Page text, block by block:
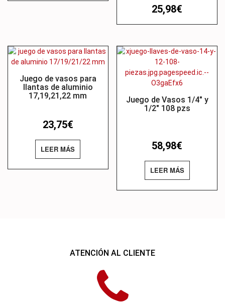
25,98€
Juego de vasos para
llantas de aluminio
17,19,21,22 mm
23,75€
LEER MÁS
Juego de Vasos 1/4″ y
1/2″ 108 pzs
58,98€
LEER MÁS
ATENCIÓN AL CLIENTE